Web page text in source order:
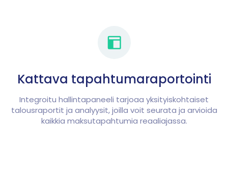
Kattava tapahtumaraportointi
Integroitu hallintapaneeli tarjoaa yksityiskohtaiset
talousraportit ja analyysit, joilla voit seurata ja arvioida
kaikkia maksutapahtumia reaaliajassa.